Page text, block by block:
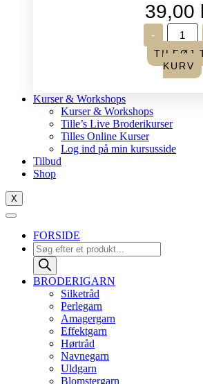
39,00
-
John
James
-
Perlenåle
Krumme
TILFØJ
KURV
Kurser & Workshops
Kurser & Workshops
Tille’s Live Broderikurser
Tilles Online Kurser
Log ind på min kursusside
Tilbud
Shop
X
FORSIDE
Products
search
BRODERIGARN
Silketråd
Perlegarn
Amagergarn
Effektgarn
Hørtråd
Navnegarn
Uldgarn
Blomstergarn